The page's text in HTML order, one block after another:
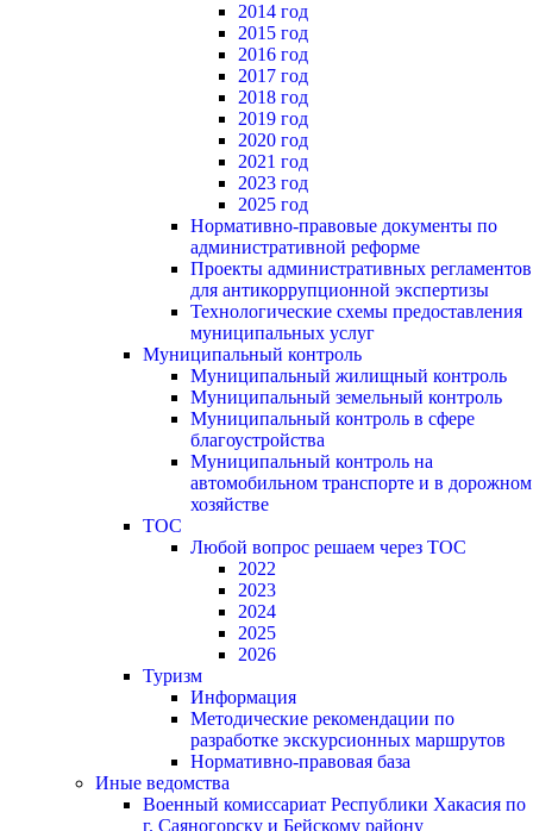
2014 год
2015 год
2016 год
2017 год
2018 год
2019 год
2020 год
2021 год
2023 год
2025 год
Нормативно-правовые документы по
административной реформе
Проекты административных регламентов
для антикоррупционной экспертизы
Технологические схемы предоставления
муниципальных услуг
Муниципальный контроль
Муниципальный жилищный контроль
Муниципальный земельный контроль
Муниципальный контроль в сфере
благоустройства
Муниципальный контроль на
автомобильном транспорте и в дорожном
хозяйстве
ТОС
Любой вопрос решаем через ТОС
2022
2023
2024
2025
2026
Туризм
Информация
Методические рекомендации по
разработке экскурсионных маршрутов
Нормативно-правовая база
Иные ведомства
Военный комиссариат Республики Хакасия по
г. Саяногорску и Бейскому району